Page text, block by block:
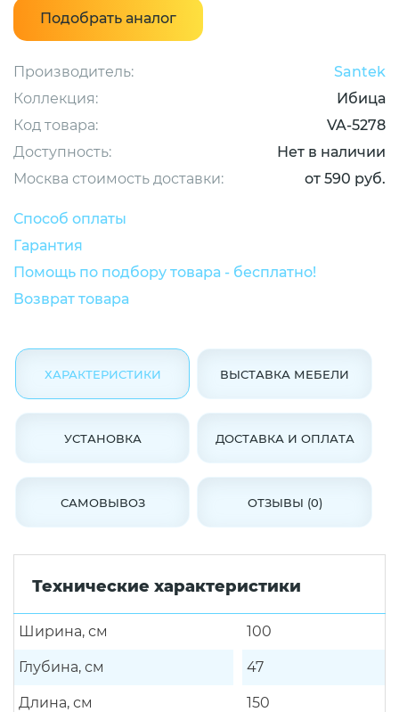
Подобрать аналог
Производитель:
Santek
Коллекция:
Ибица
Код товара:
VA-5278
Доступность:
Нет в наличии
Москва стоимость доставки:
от 590 руб.
Способ оплаты
Гарантия
Помощь по подбору товара - бесплатно!
Возврат товара
ХАРАКТЕРИСТИКИ ВЫСТАВКА МЕБЕЛИ
УСТАНОВКА ДОСТАВКА И ОПЛАТА
САМОВЫВОЗ ОТЗЫВЫ (0)
Технические характеристики
Ширина, см 100
Глубина, см 47
Длина, см 150